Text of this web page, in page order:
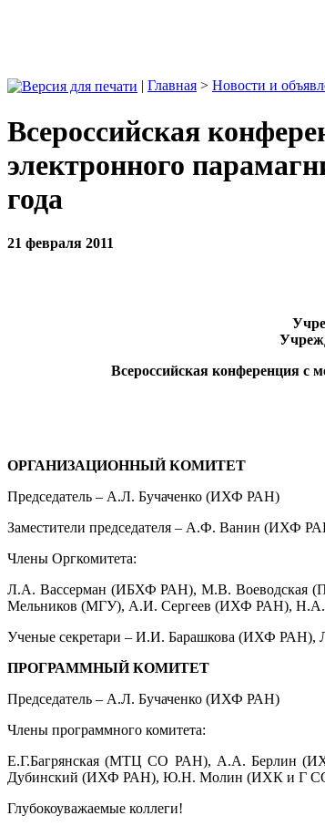
| Главная > Новости и
Всероссийская
электронного
года
21 февраля 2011
Всероссийская конференция с
ОРГАНИЗАЦИОННЫЙ КОМИТЕТ
Председатель – А.Л. Бучаченко (ИХФ РАН)
Заместители председателя – А.Ф. Ванин
Члены Оргкомитета:
Л.А. Вассерман (ИБХФ РАН), М.В. Воеводская
Мельников (МГУ), А.И. Сергеев (ИХФ РАН),
Ученые секретари – И.И. Барашкова (ИХФ
ПРОГРАММНЫЙ КОМИТЕТ
Председатель – А.Л. Бучаченко (ИХФ РАН)
Члены программного комитета:
Е.Г.Багрянская (МТЦ СО РАН), А.А. Берлин
Дубинский (ИХФ РАН), Ю.Н. Молин (ИХК и Г
Глубокоуважаемые коллеги!